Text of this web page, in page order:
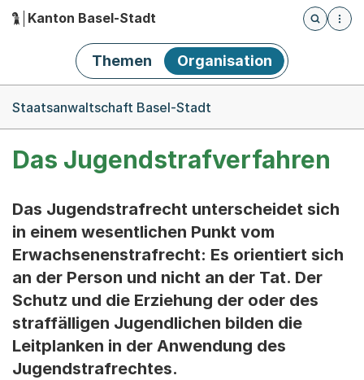
Hauptnavigation
Kanton Basel-Stadt
Öffnet
Themen Organisation
Staatsanwaltschaft Basel-Stadt
Das Jugendstrafverfahren
Das Jugendstrafrecht unterscheidet sich
in einem wesentlichen Punkt vom
Erwachsenenstrafrecht: Es orientiert sich
an der Person und nicht an der Tat. Der
Schutz und die Erziehung der oder des
straffälligen Jugendlichen bilden die
Leitplanken in der Anwendung des
Jugendstrafrechtes.